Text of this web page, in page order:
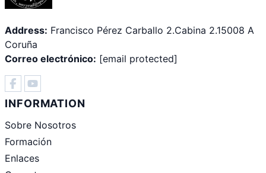
Address: Francisco Pérez Carballo 2.Cabina 2.15008 A
Coruña
Correo electrónico: [email protected]
INFORMATION
Sobre Nosotros
Formación
Enlaces